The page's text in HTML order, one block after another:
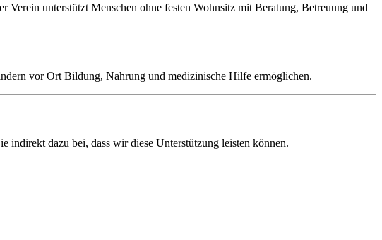
unterstützt Menschen ohne festen Wohnsitz mit Beratung, Betreuung und
vor Ort Bildung, Nahrung und medizinische Hilfe ermöglichen.
indirekt dazu bei, dass wir diese Unterstützung leisten können.